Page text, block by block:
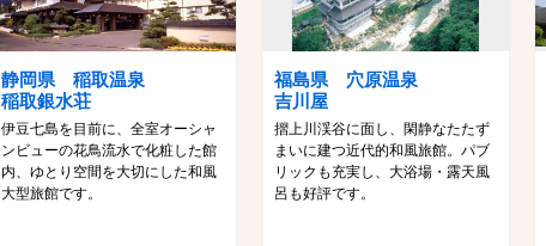
静岡県 稲取温泉
稲取銀水荘
伊豆七島を目前に、全室オーシャ
ンビューの花鳥流水で化粧した館
内、ゆとり空間を大切にした和風
大型旅館です。
福島県 穴原温泉
吉川屋
摺上川渓谷に面し、閑静なたたず
まいに建つ近代的和風旅館。パブ
リックも充実し、大浴場・露天風
呂も好評です。